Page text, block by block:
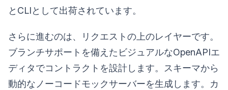
とCLIとして出荷されています。
さらに進むのは、リクエストの上のレイヤーです。
ブランチサポートを備えたビジュアルなOpenAPIエ
ディタでコントラクトを設計します。スキーマから
動的なノーコードモックサーバーを生成します。カ